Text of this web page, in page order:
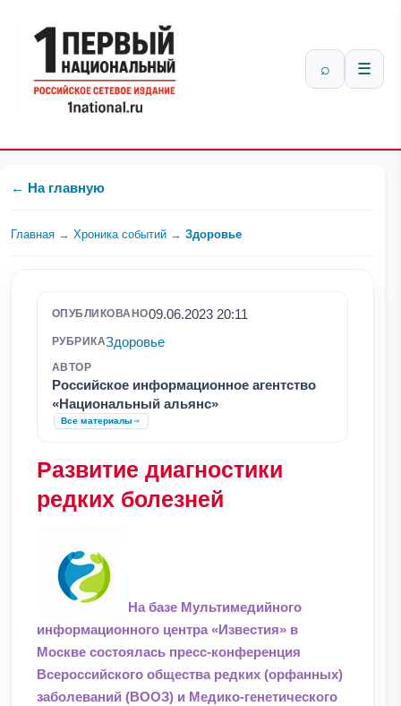
⌕ ☰
← На главную
Главная → Хроника событий → Здоровье
ОПУБЛИКОВАНО09.06.2023 20:11
РУБРИКАЗдоровье
АВТОР
Российское информационное агентство
«Национальный альянс»
Все материалы
Развитие диагностики
редких болезней
На базе Мультимедийного
информационного центра «Известия» в
Москве состоялась пресс-конференция
Всероссийского общества редких (орфанных)
заболеваний (ВООЗ) и Медико-генетического